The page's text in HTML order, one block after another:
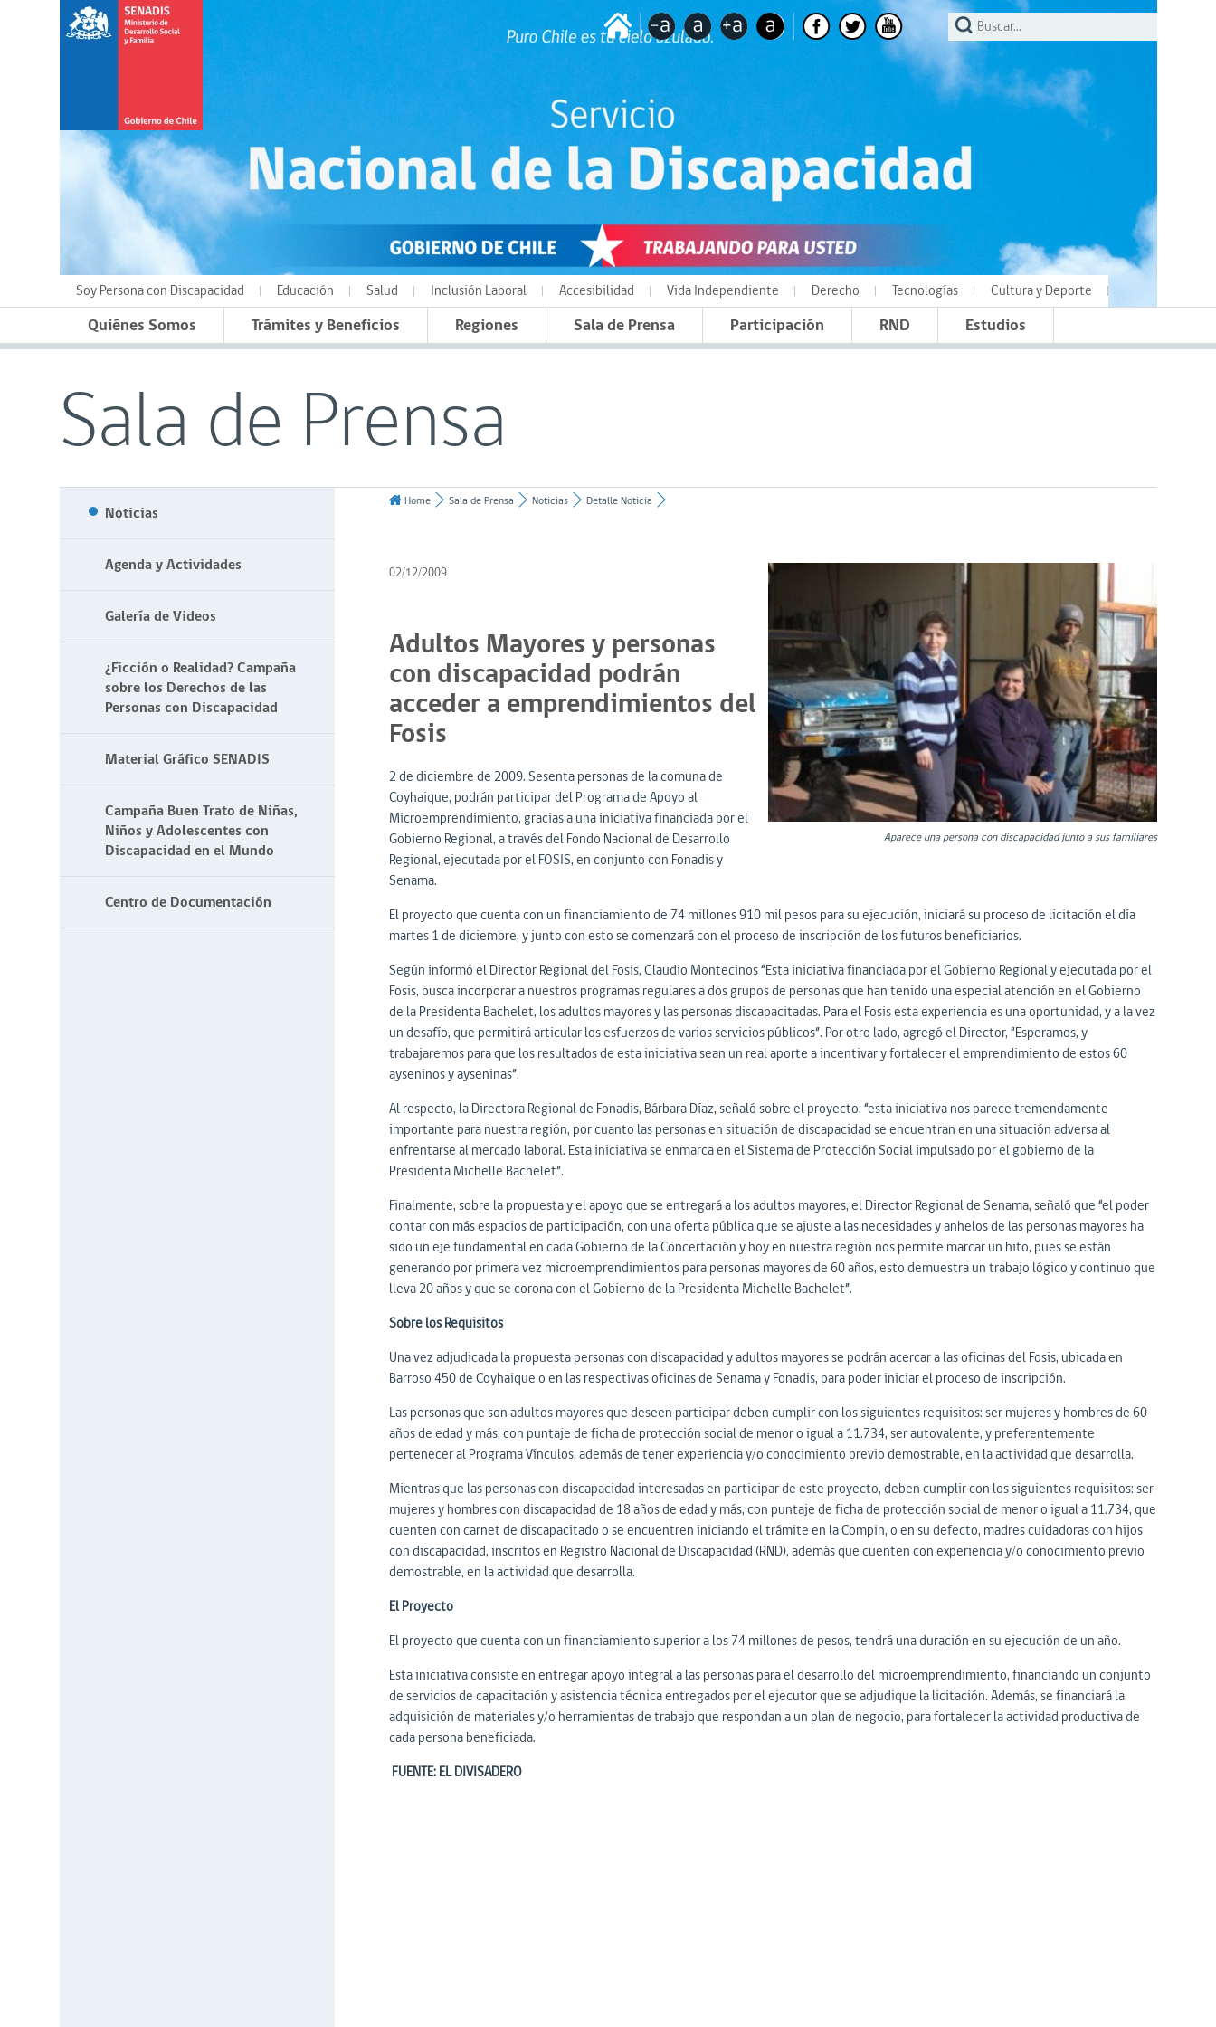
Soy Persona con Discapacidad Educación Salud Inclusión Laboral Accesibilidad Vida Independiente Derecho Tecnologías Cultura y Deporte
Quiénes Somos Trámites y Beneficios Regiones Sala de Prensa Participación RND Estudios
Sala de Prensa
Noticias
Agenda y Actividades
Galería de Videos
¿Ficción o Realidad? Campaña
sobre los Derechos de las
Personas con Discapacidad
Material Gráfico SENADIS
Campaña Buen Trato de Niñas,
Niños y Adolescentes con
Discapacidad en el Mundo
Centro de Documentación
Home Sala de Prensa Noticias Detalle Noticia
Aparece una persona con discapacidad junto a sus familiares
02/12/2009
Adultos Mayores y personas
con discapacidad podrán
acceder a emprendimientos del
Fosis
2 de diciembre de 2009. Sesenta personas de la comuna de
Coyhaique, podrán participar del Programa de Apoyo al
Microemprendimiento, gracias a una iniciativa financiada por el
Gobierno Regional, a través del Fondo Nacional de Desarrollo
Regional, ejecutada por el FOSIS, en conjunto con Fonadis y
Senama.
El proyecto que cuenta con un financiamiento de 74 millones 910 mil pesos para su ejecución, iniciará su proceso de licitación el día
martes 1 de diciembre, y junto con esto se comenzará con el proceso de inscripción de los futuros beneficiarios.
Según informó el Director Regional del Fosis, Claudio Montecinos “Esta iniciativa financiada por el Gobierno Regional y ejecutada por el
Fosis, busca incorporar a nuestros programas regulares a dos grupos de personas que han tenido una especial atención en el Gobierno
de la Presidenta Bachelet, los adultos mayores y las personas discapacitadas. Para el Fosis esta experiencia es una oportunidad, y a la vez
un desafío, que permitirá articular los esfuerzos de varios servicios públicos”. Por otro lado, agregó el Director, “Esperamos, y
trabajaremos para que los resultados de esta iniciativa sean un real aporte a incentivar y fortalecer el emprendimiento de estos 60
ayseninos y ayseninas”.
Al respecto, la Directora Regional de Fonadis, Bárbara Díaz, señaló sobre el proyecto: “esta iniciativa nos parece tremendamente
importante para nuestra región, por cuanto las personas en situación de discapacidad se encuentran en una situación adversa al
enfrentarse al mercado laboral. Esta iniciativa se enmarca en el Sistema de Protección Social impulsado por el gobierno de la
Presidenta Michelle Bachelet”.
Finalmente, sobre la propuesta y el apoyo que se entregará a los adultos mayores, el Director Regional de Senama, señaló que “el poder
contar con más espacios de participación, con una oferta pública que se ajuste a las necesidades y anhelos de las personas mayores ha
sido un eje fundamental en cada Gobierno de la Concertación y hoy en nuestra región nos permite marcar un hito, pues se están
generando por primera vez microemprendimientos para personas mayores de 60 años, esto demuestra un trabajo lógico y continuo que
lleva 20 años y que se corona con el Gobierno de la Presidenta Michelle Bachelet”.
Sobre los Requisitos
Una vez adjudicada la propuesta personas con discapacidad y adultos mayores se podrán acercar a las oficinas del Fosis, ubicada en
Barroso 450 de Coyhaique o en las respectivas oficinas de Senama y Fonadis, para poder iniciar el proceso de inscripción.
Las personas que son adultos mayores que deseen participar deben cumplir con los siguientes requisitos: ser mujeres y hombres de 60
años de edad y más, con puntaje de ficha de protección social de menor o igual a 11.734, ser autovalente, y preferentemente
pertenecer al Programa Vínculos, además de tener experiencia y/o conocimiento previo demostrable, en la actividad que desarrolla.
Mientras que las personas con discapacidad interesadas en participar de este proyecto, deben cumplir con los siguientes requisitos: ser
mujeres y hombres con discapacidad de 18 años de edad y más, con puntaje de ficha de protección social de menor o igual a 11.734, que
cuenten con carnet de discapacitado o se encuentren iniciando el trámite en la Compin, o en su defecto, madres cuidadoras con hijos
con discapacidad, inscritos en Registro Nacional de Discapacidad (RND), además que cuenten con experiencia y/o conocimiento previo
demostrable, en la actividad que desarrolla.
El Proyecto
El proyecto que cuenta con un financiamiento superior a los 74 millones de pesos, tendrá una duración en su ejecución de un año.
Esta iniciativa consiste en entregar apoyo integral a las personas para el desarrollo del microemprendimiento, financiando un conjunto
de servicios de capacitación y asistencia técnica entregados por el ejecutor que se adjudique la licitación. Además, se financiará la
adquisición de materiales y/o herramientas de trabajo que respondan a un plan de negocio, para fortalecer la actividad productiva de
cada persona beneficiada.
FUENTE: EL DIVISADERO